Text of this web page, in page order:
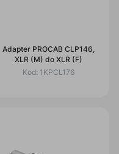
Adapter PROCAB CLP146,
XLR (M) do XLR (F)
Kod: 1KPCL176